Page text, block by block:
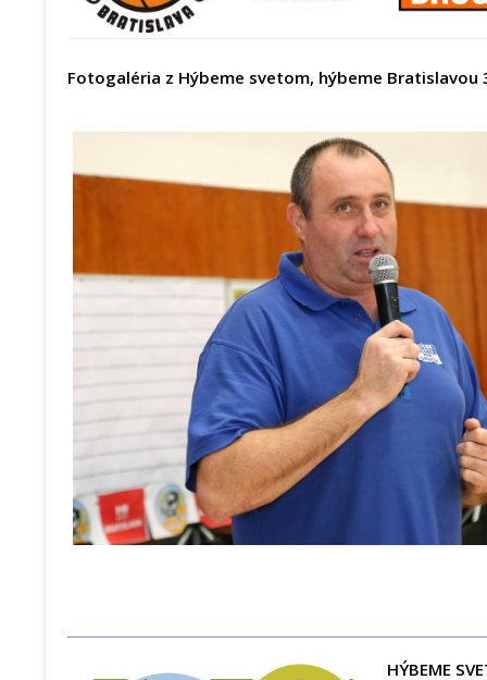
Fotogaléria z Hýbeme svetom, hýbeme Bratislavou
HÝBEME